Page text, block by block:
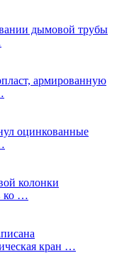
дымовой трубы
армированную
оцинкованные
колонки
ко …
кран …